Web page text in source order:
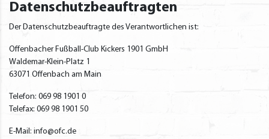
Datenschutzbeauftragten
Der Datenschutzbeauftragte des Verantwortlichen ist:
Offenbacher Fußball-Club Kickers 1901 GmbH
Waldemar-Klein-Platz 1
63071 Offenbach am Main
Telefon: 069 98 1901 0
Telefax: 069 98 1901 50
E-Mail: info@ofc.de